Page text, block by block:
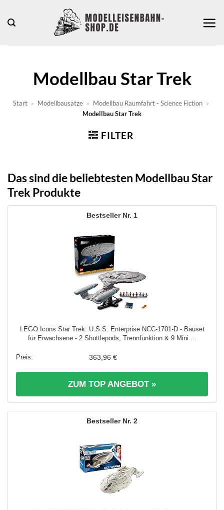
Inhalt
Modellbau Star Trek
Start » Modellbausätze » Modellbau Raumfahrt - Science Fiction »
Modellbau Star Trek
FILTER
Das sind die beliebtesten Modellbau Star
Trek Produkte
1
LEGO Icons Star Trek: U.S.S. Enterprise NCC-1701-D - Bauset
für Erwachsene - 2 Shuttlepods, Trennfunktion & 9 Mini ...
363,96 €
ZUM TOP ANGEBOT »
2